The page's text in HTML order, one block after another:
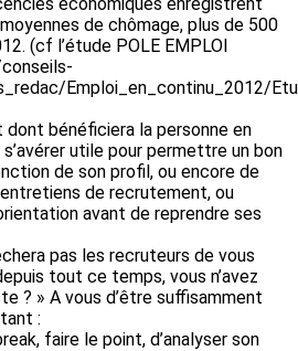
économiques enregistrent
de chômage, plus de 500
(cf l’étude POLE EMPLOI
Emploi_en_continu_2012/
dont bénéficiera la personne en
utile pour permettre un bon
de son profil, ou encore de
de recrutement, ou
avant de reprendre ses
pas les recruteurs de vous
tout ce temps, vous n’avez
? » A vous d’être suffisamment
:
faire le point, d’analyser son